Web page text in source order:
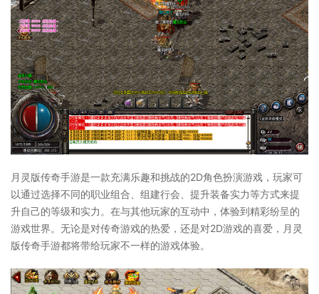
月灵版传奇手游是一款充满乐趣和挑战的2D角色扮演游戏，玩家可
以通过选择不同的职业组合、组建行会、提升装备实力等方式来提
升自己的等级和实力。在与其他玩家的互动中，体验到精彩纷呈的
游戏世界。无论是对传奇游戏的热爱，还是对2D游戏的喜爱，月灵
版传奇手游都将带给玩家不一样的游戏体验。